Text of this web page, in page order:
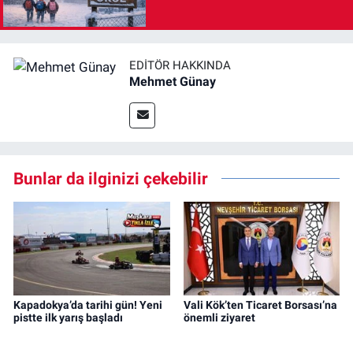
EDITÖR HAKKINDA
Mehmet Günay
Bunlar da ilginizi çekebilir
Kapadokya’da tarihi gün! Yeni
pistte ilk yarış başladı
Vali Kök’ten Ticaret Borsası’na
önemli ziyaret